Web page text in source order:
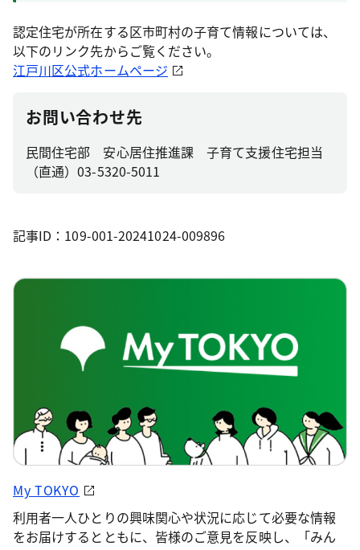
認定住宅が所在する区市町村の子育て情報については、
以下のリンク先からご覧ください。
江戸川区公式ホームページ
お問い合わせ先
民間住宅部 安心居住推進課 子育て支援住宅担当
（直通）03-5320-5011
記事ID：109-001-20241024-009896
My TOKYO
利用者一人ひとりの興味関心や状況に応じて必要な情報
をお届けするとともに、皆様のご意見を反映し、「みん